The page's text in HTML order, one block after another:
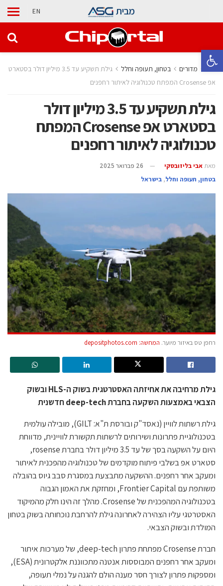
פתח סרגל נגישות
מבית EN
בית מדורים בטחון, תעופה וחלל
גילת תשקיע עד 3.5 מיליון דולר בסטארט
אפ Crosense המפתח טכנולוגיה לאיתור רחפנים
גילת תשקיע עד 3.5 מיליון דולר
בסטארט אפ Crosense המפתח
טכנולוגיה לאיתור רחפנים
מאת אבי בליזובסקי
26 פברואר 2025
בטחון, תעופה וחלל, בישראל
רחפן טס באיזור מיוער. המחשה: depositphotos.com
גילת מרחיבה את אחיזתה האסטרטגית בשוק ה-HLS ובשוק
הצבאי באמצעות השקעה בחברת deep-tech חדשנית
גילת רשתות לוויין (נאסד"ק ובורסת ת"א: GILT), מובילה עולמית
בטכנולוגיית פתרונות ושירותים לרשתות תקשורת לוויינית, מדווחת
היום על השקעה בסך של עד 3.5 מיליון דולר בחברת rosense,
סטארט אפ בשלבי פיתוח מוקדמים של טכנולוגיה מהפכנית לאיתור
ומעקב אחר רחפנים. ההשקעה מתבצעת במסגרת סבב גיוס בהובלה
משותפת עם Frontier Capital, ומחזקת את האמון הגבוה
בטכנולוגיה המהפכנית של Crosense. מהלך זה הינו חלק מהמיקוד
האסטרטגי עליו הצהירה לאחרונה גילת להרחבת נוכחותה בשוק בטחון
המולדת ובשוק הצבאי.
חברת Crosense מפתחת פתרון deep-tech, של מערכות איתור
ומעקב אחר רחפנים המבוססות אנטנה מתכווננת אלקטרונית (ESA),
ומספקות פתרון לצורך חסר מענה הולם להגנה על נמלי תעופה,